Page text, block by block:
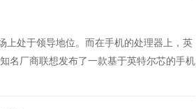
上处于领导地位。而在手机的处理器上，英
名厂商联想发布了一款基于英特尔芯的手机
欢的朋友可以多加关注。